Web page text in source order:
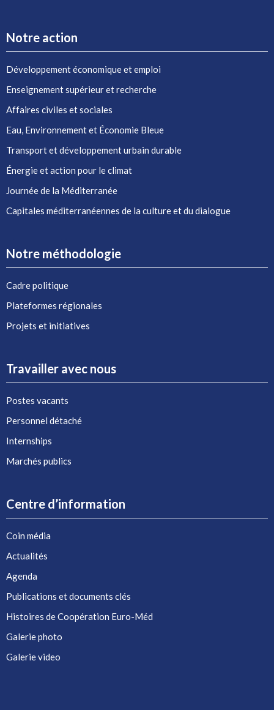
Notre action
Développement économique et emploi
Enseignement supérieur et recherche
Affaires civiles et sociales
Eau, Environnement et Économie Bleue
Transport et développement urbain durable
Énergie et action pour le climat
Journée de la Méditerranée
Capitales méditerranéennes de la culture et du dialogue
Notre méthodologie
Cadre politique
Plateformes régionales
Projets et initiatives
Travailler avec nous
Postes vacants
Personnel détaché
Internships
Marchés publics
Centre d’information
Coin média
Actualités
Agenda
Publications et documents clés
Histoires de Coopération Euro-Méd
Galerie photo
Galerie video